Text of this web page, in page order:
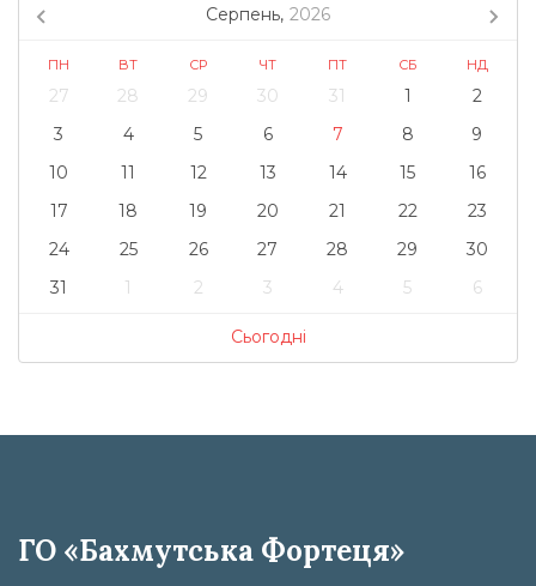
Серпень, 2026
ПН ВТ СР ЧТ ПТ СБ НД
27 28 29 30 31 1
2
3
4 5 6 7 8
9
10
11 12 13 14 15
16
17
18 19 20 21 22
23
24
25 26 27 28 29
30
31
1 2 3 4 5 6
Сьогодні
ГО «Бахмутська Фортеця»